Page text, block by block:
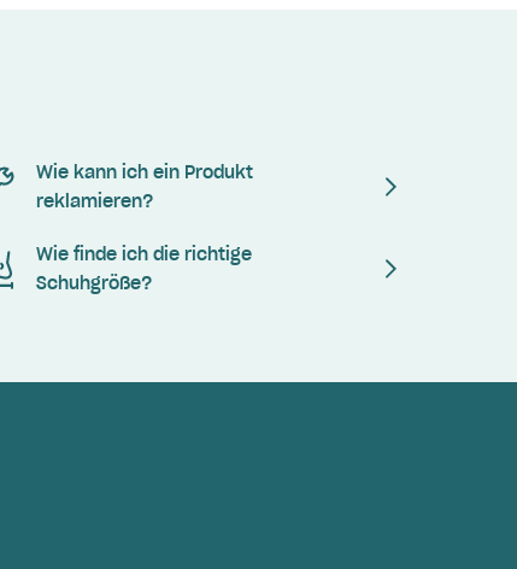
Wie kann ich ein Produkt
reklamieren?
Wie finde ich die richtige
Schuhgröße?